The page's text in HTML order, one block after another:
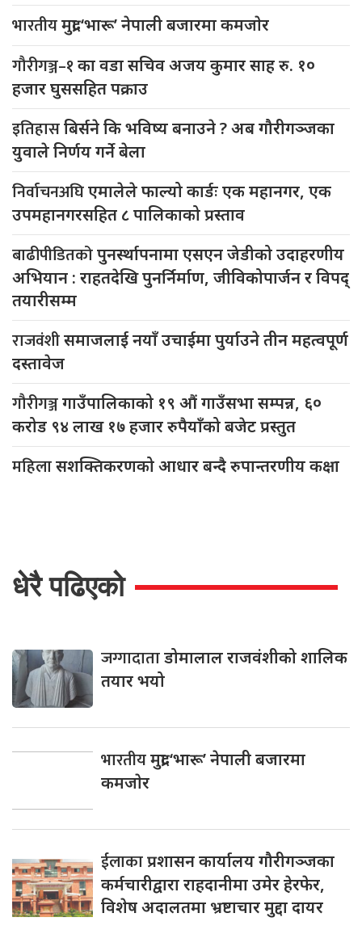
भारतीयमुद्रा ‘भारू’ नेपाली बजारमा कमजाेर
गौरीगञ्ज–१का वडा सचिव अजय कुमार साह रु. १०
हजार घुससहित पक्राउ
इतिहासबिर्सने कि भविष्य बनाउने ? अब गौरीगञ्जका
युवाले निर्णय गर्ने बेला
निर्वाचनअघिएमालेले फाल्यो कार्डः एक महानगर, एक
उपमहानगरसहित ८ पालिकाको प्रस्ताव
बाढीपीडितकोपुनर्स्थापनामा एसएन जेडीको उदाहरणीय
अभियान : राहतदेखि पुनर्निर्माण, जीविकोपार्जन र विपद्
तयारीसम्म
राजवंशीसमाजलाई नयाँ उचाईमा पुर्याउने तीन महत्वपूर्ण
दस्तावेज
गौरीगञ्जगाउँपालिकाको १९ औं गाउँसभा सम्पन्न, ६०
करोड ९४ लाख १७ हजार रुपैयाँको बजेट प्रस्तुत
महिलासशक्तिकरणको आधार बन्दै रुपान्तरणीय कक्षा
धेरै पढिएको
जग्गादाताडोमालाल राजवंशीको शालिक
तयार भयो
भारतीयमुद्रा ‘भारू’ नेपाली बजारमा
कमजाेर
ईलाकाप्रशासन कार्यालय गौरीगञ्जका
कर्मचारीद्वारा राहदानीमा उमेर हेरफेर,
विशेष अदालतमा भ्रष्टाचार मुद्दा दायर